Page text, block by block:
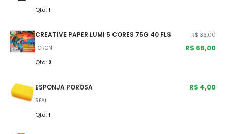
Qtd: 1
CREATIVE PAPER LUMI 5 CORES 75G 40 FLS
FORONI
Qtd: 2
R$ 33,00
R$ 66,00
ESPONJA POROSA
REAL
Qtd: 1
R$ 4,00